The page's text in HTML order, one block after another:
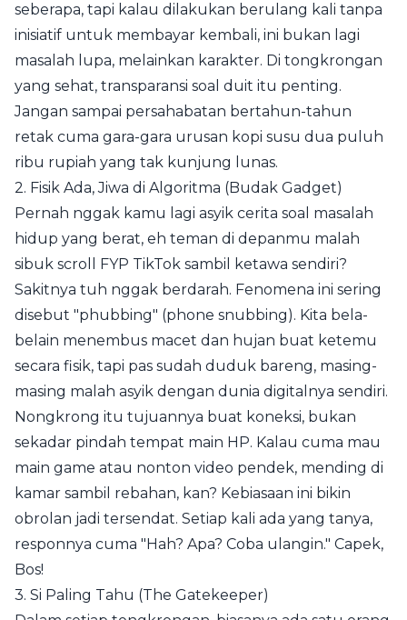
seberapa, tapi kalau dilakukan berulang kali tanpa
inisiatif untuk membayar kembali, ini bukan lagi
masalah lupa, melainkan karakter. Di tongkrongan
yang sehat, transparansi soal duit itu penting.
Jangan sampai persahabatan bertahun-tahun
retak cuma gara-gara urusan kopi susu dua puluh
ribu rupiah yang tak kunjung lunas.
2. Fisik Ada, Jiwa di Algoritma (Budak Gadget)
Pernah nggak kamu lagi asyik cerita soal masalah
hidup yang berat, eh teman di depanmu malah
sibuk scroll FYP TikTok sambil ketawa sendiri?
Sakitnya tuh nggak berdarah. Fenomena ini sering
disebut "phubbing" (phone snubbing). Kita bela-
belain menembus macet dan hujan buat ketemu
secara fisik, tapi pas sudah duduk bareng, masing-
masing malah asyik dengan dunia digitalnya sendiri.
Nongkrong itu tujuannya buat koneksi, bukan
sekadar pindah tempat main HP. Kalau cuma mau
main game atau nonton video pendek, mending di
kamar sambil rebahan, kan? Kebiasaan ini bikin
obrolan jadi tersendat. Setiap kali ada yang tanya,
responnya cuma "Hah? Apa? Coba ulangin." Capek,
Bos!
3. Si Paling Tahu (The Gatekeeper)